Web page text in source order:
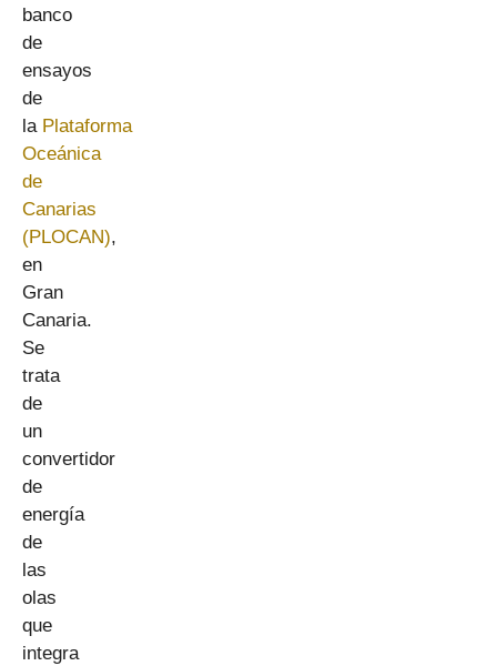
banco
de
ensayos
de
la Plataforma
Oceánica
de
Canarias
(PLOCAN),
en
Gran
Canaria.
Se
trata
de
un
convertidor
de
energía
de
las
olas
que
integra